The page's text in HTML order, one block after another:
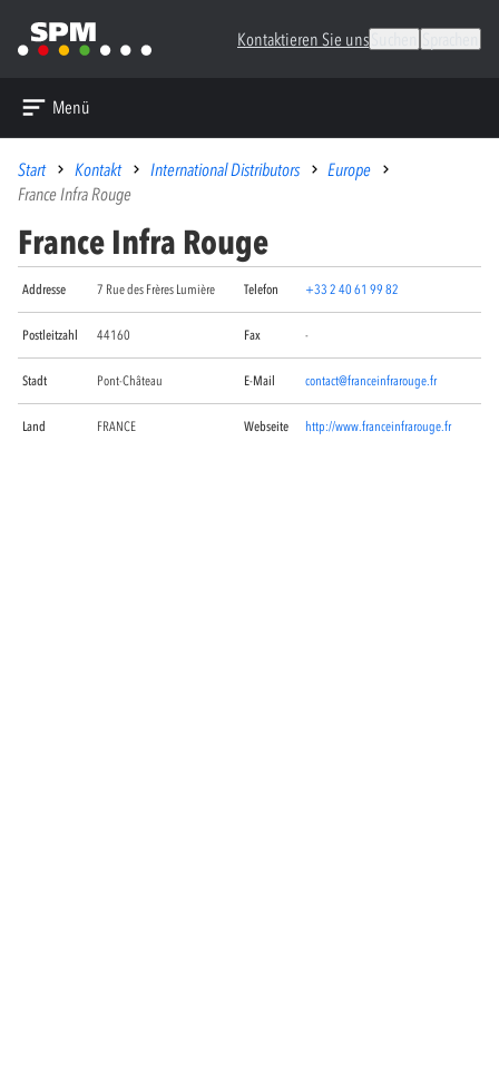
Kontaktieren Sie uns
Menü
Start Kontakt International Distributors
Europe
France Infra Rouge
France Infra Rouge
Addresse 7 Rue des Frères Lumière Telefon +33 2 40 61 99 82
Postleitzahl 44160 Fax -
Stadt Pont-Château E-Mail contact@franceinfrarouge.fr
Land FRANCE Webseite http://www.franceinfrarouge.fr